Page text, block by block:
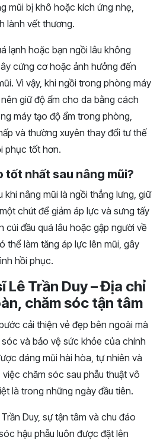
mũi bị khô hoặc kích ứng nhẹ,
lành vết thương.
lạnh hoặc bạn ngồi lâu không
cứng cơ hoặc ảnh hưởng đến
Vì vậy, khi ngồi trong phòng máy
giữ độ ẩm cho da bằng cách
máy tạo độ ẩm trong phòng,
và thường xuyên thay đổi tư thế
phục tốt hơn.
tốt nhất sau nâng mũi?
khi nâng mũi là ngồi thẳng lưng, giữ
chút để giảm áp lực và sưng tấy
cúi đầu quá lâu hoặc gập người về
thể làm tăng áp lực lên mũi, gây
hồi phục.
Lê Trần Duy – Địa chỉ
chăm sóc tận tâm
cải thiện vẻ đẹp bên ngoài mà
và bảo vệ sức khỏe của chính
dáng mũi hài hòa, tự nhiên và
chăm sóc sau phẫu thuật vô
là trong những ngày đầu tiên.
Duy, sự tận tâm và chu đáo
hậu phẫu luôn được đặt lên